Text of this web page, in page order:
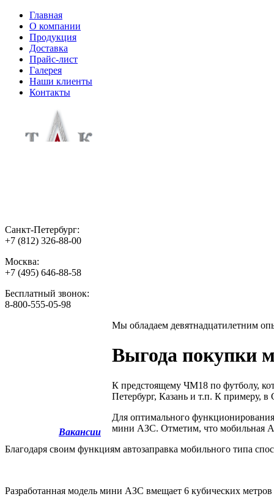
Главная
О компании
Продукция
Доставка
Прайс-лист
Галерея
Наши клиенты
Контакты
Санкт-Петербург:
+7 (812) 326-88-00
Москва:
+7 (495) 646-88-58
Бесплатный звонок:
8-800-555-05-98
Мы обладаем девятнадцатилетним
Выгода покупки
К предстоящему ЧМ18 по футболу,
Петербург, Казань и т.п. К примеру, в
Для оптимального
мини АЗС. Отметим, что мобильная
Благодаря своим функциям автозаправка мобильного типа
Разработанная модель мини АЗС вмещает 6 кубических
Вакансии